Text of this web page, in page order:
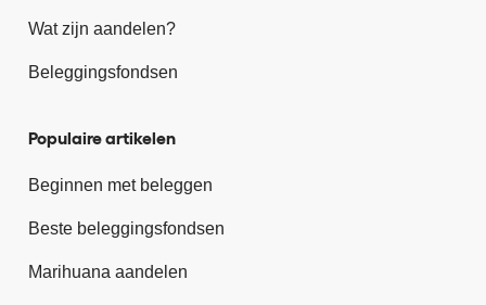
Wat zijn aandelen?
Beleggingsfondsen
Populaire artikelen
Beginnen met beleggen
Beste beleggingsfondsen
Marihuana aandelen